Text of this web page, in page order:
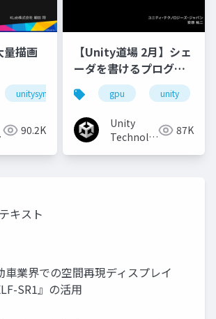
量描画
unitysync
90.2K
【Unity道場 2月】シェ
ーダを書けるプログラ
マになろう
gpu unity
Unity
Technologies 87K
キスト
車業界での空間再現ディスプレイ
SR1』の活用